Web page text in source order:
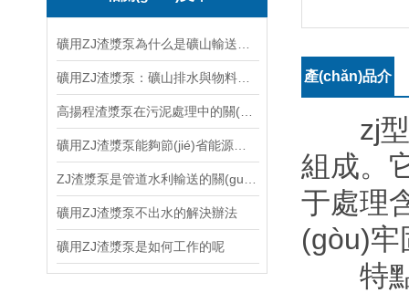
礦用ZJ渣漿泵不出水的解決辦法
礦用ZJ渣漿泵是如何工作的呢
產(chǎn)品介
zj型渣
組成。
于處理
(gòu)牢
特點